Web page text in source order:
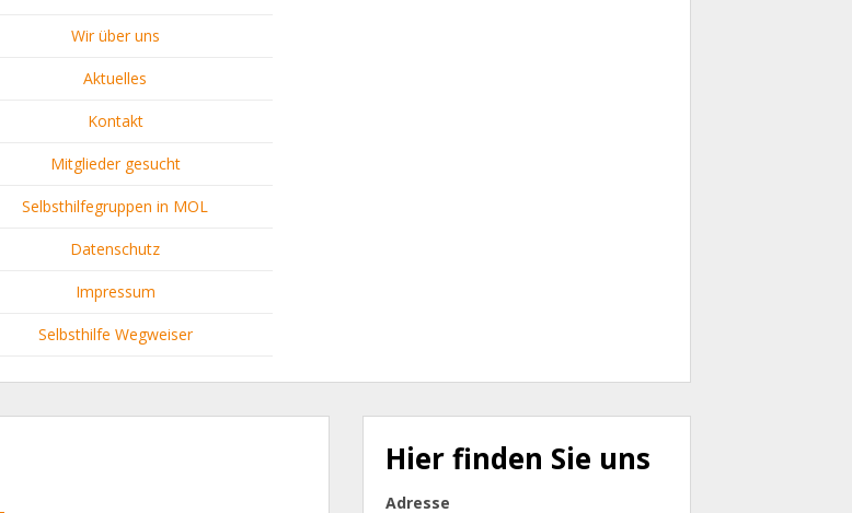
Wir über uns
Aktuelles
Kontakt
Mitglieder gesucht
Selbsthilfegruppen in MOL
Datenschutz
Impressum
Selbsthilfe Wegweiser
Hier finden Sie uns
Adresse